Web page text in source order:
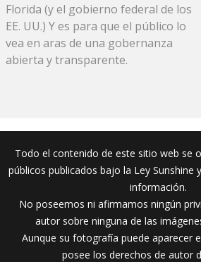
Florida (y el gobierno federal de los
EE. UU.) Y es para que el público lo
vea en aras de una gobernanza
abierta y transparente.
Todo el contenido de este sitio web se
públicos publicados bajo la Ley Sunshine
información.
No poseemos ni afirmamos ningún
autor sobre ninguna de las
Aunque su fotografía puede aparecer
posee los derechos de autor